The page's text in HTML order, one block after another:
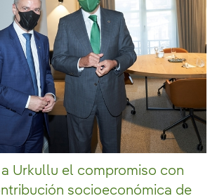
Urkullu el compromiso con
socioeconómica de